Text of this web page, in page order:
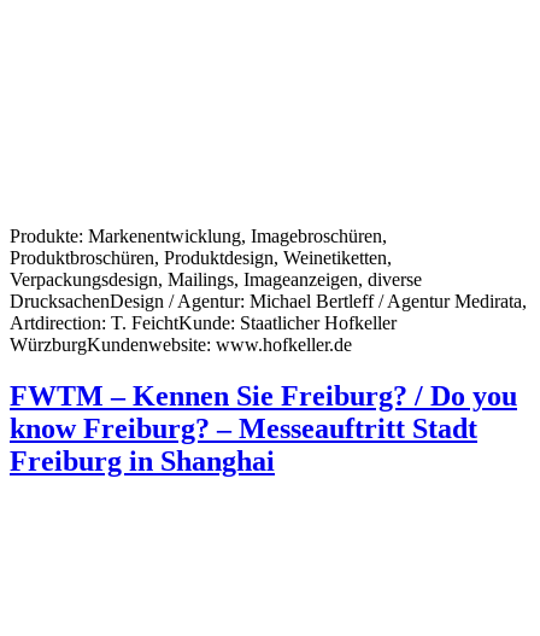
Produkte: Markenentwicklung, Imagebroschüren,
Produktbroschüren, Produktdesign, Weinetiketten,
Verpackungsdesign, Mailings, Imageanzeigen, diverse
DrucksachenDesign / Agentur: Michael Bertleff / Agentur Medirata,
Artdirection: T. FeichtKunde: Staatlicher Hofkeller
WürzburgKundenwebsite: www.hofkeller.de
FWTM – Kennen Sie Freiburg? / Do you
know Freiburg? – Messeauftritt Stadt
Freiburg in Shanghai